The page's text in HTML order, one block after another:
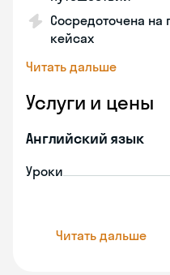
Сосредоточена на
кейсах
Читать дальше
Услуги и цены
Английский язык
Уроки
Читать дальше